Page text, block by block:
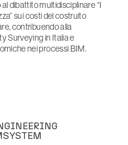
dibattito multidisciplinare “I
sui costi del costruito
contribuendo alla
Surveying in Italia e
nei processi BIM.